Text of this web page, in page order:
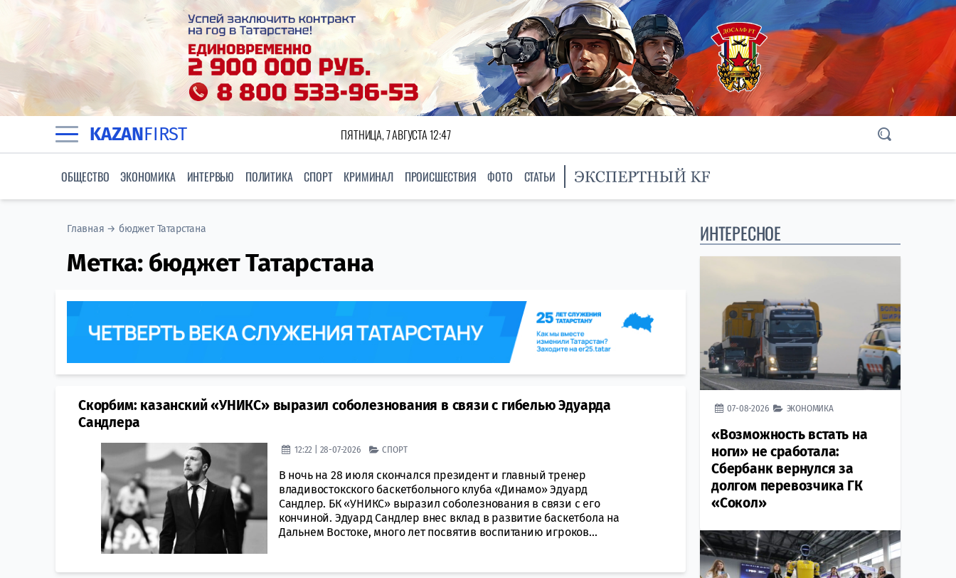
KAZANFIRST ПЯТНИЦА, 7 АВГУСТА 12:47
ОБЩЕСТВО ЭКОНОМИКА ИНТЕРВЬЮ ПОЛИТИКА СПОРТ КРИМИНАЛ ПРОИСШЕСТВИЯ ФОТО СТАТЬИ
Главная →бюджет Татарстана
Метка: бюджет Татарстана
Скорбим: казанский «УНИКС» выразил соболезнования в связи с гибелью Эдуарда
Сандлера
12:22 | 28-07-2026 СПОРТ
В ночь на 28 июля скончался президент и главный тренер
владивостокского баскетбольного клуба «Динамо» Эдуард
Сандлер. БК «УНИКС» выразил соболезнования в связи с его
кончиной. Эдуард Сандлер внес вклад в развитие баскетбола на
Дальнем Востоке, много лет посвятив воспитанию игроков...
ИНТЕРЕСНОЕ
07-08-2026 ЭКОНОМИКА
«Возможность встать на
ноги» не сработала:
Сбербанк вернулся за
долгом перевозчика ГК
«Сокол»